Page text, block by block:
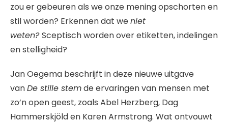
zou er gebeuren als we onze mening opschorten en
stil worden? Erkennen dat weniet
weten?Sceptisch worden over etiketten, indelingen
en stelligheid?
Jan Oegema beschrijft in deze nieuwe uitgave
vanDe stille stemde ervaringen van mensen met
zo’n open geest, zoals Abel Herzberg, Dag
Hammerskjöld en Karen Armstrong. Wat ontvouwt